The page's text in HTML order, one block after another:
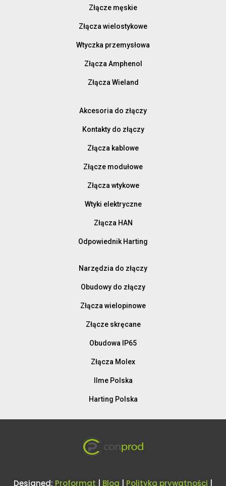
Złącze męskie
Złącza wielostykowe
Wtyczka przemysłowa
Złącza Amphenol
Złącza Wieland
Akcesoria do złączy
Kontakty do złączy
Złącza kablowe
Złącze modułowe
Złącza wtykowe
Wtyki elektryczne
Złącza HAN
Odpowiednik Harting
Narzędzia do złączy
Obudowy do złączy
Złącza wielopinowe
Złącze skręcane
Obudowa IP65
Złącza Molex
Ilme Polska
Harting Polska
Designed: Proformat Blog Polityka prywatności